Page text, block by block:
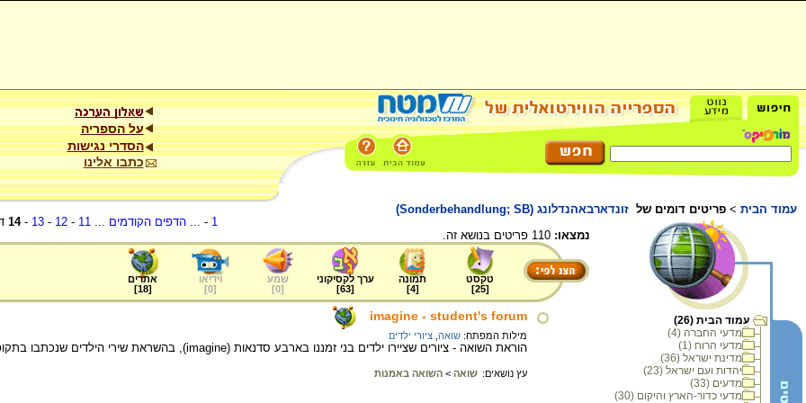
על הספריה
הסדרי נגישות
כתבו אלינו
עמוד הבית > פריטים דומים של זונדארבאהנדלונג (Sonderbehandlung; SB)
עמוד הבית (26)
מדעי החברה (4)
מדעי הרוח (1)
מדינת ישראל (36)
יהדות ועם ישראל (23)
מדעים (33)
מדעי כדור-הארץ והיקום (30)
1
- ... הדפים הקודמים ...
11
-
12
-
13
-
14
נמצאו:
טקסט
[
25
]
תמונה
[
4
]
ערך לקסיקוני
[
63
]
שמע
[
0
]
וידיאו
[
0
]
אתרים
[
18
]
imagine - student's forum
מילות המפתח: שואה ציורי ילדים
הוראת השואה - ציורים שציירו ילדים בני זמננו בארבע סדנאות (imagine), בהשראת שירי הילדים שנכתבו בתקופת השואה ומופיעים באתר.
עץ נושאים: שואה > השואה באמנות